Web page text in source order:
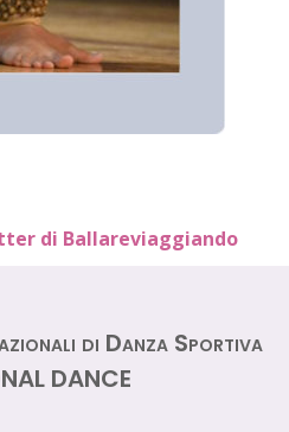
di Ballareviaggiando
di Danza Sportiva
DANCE